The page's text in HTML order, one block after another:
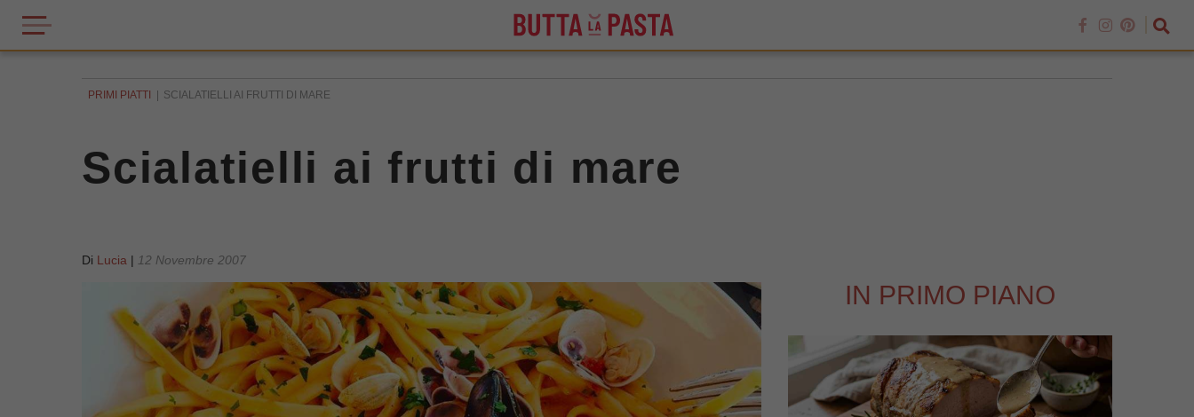
PRIMI PIATTI SCIALATIELLI AI FRUTTI DI MARE
Scialatielli ai frutti di mare
Di Lucia | 12 Novembre 2007
IN PRIMO PIANO